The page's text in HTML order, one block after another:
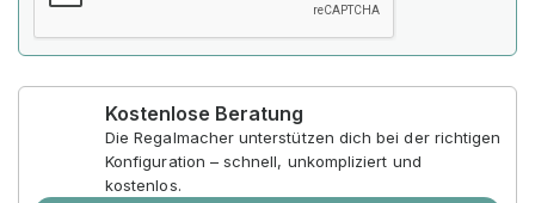
Kostenlose Beratung
Die Regalmacher unterstützen dich bei der richtigen
Konfiguration – schnell, unkompliziert und
kostenlos.